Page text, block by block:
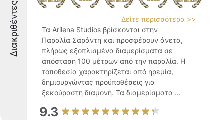
Διακριθέντες
Δείτε περισσότερα >>
Τα Arilena Studios βρίσκονται στην
Παραλία Σαράντη και προσφέρουν άνετα,
πλήρως εξοπλισμένα διαμερίσματα σε
απόσταση 100 μέτρων από την παραλία. Η
τοποθεσία χαρακτηρίζεται από ηρεμία,
δημιουργώντας προϋποθέσεις για
ξεκούραστη διαμονή. Τα διαμερίσματα ...
9.3